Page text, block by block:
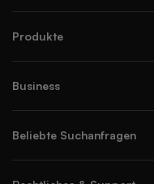
Produkte
Business
Beliebte Suchanfragen